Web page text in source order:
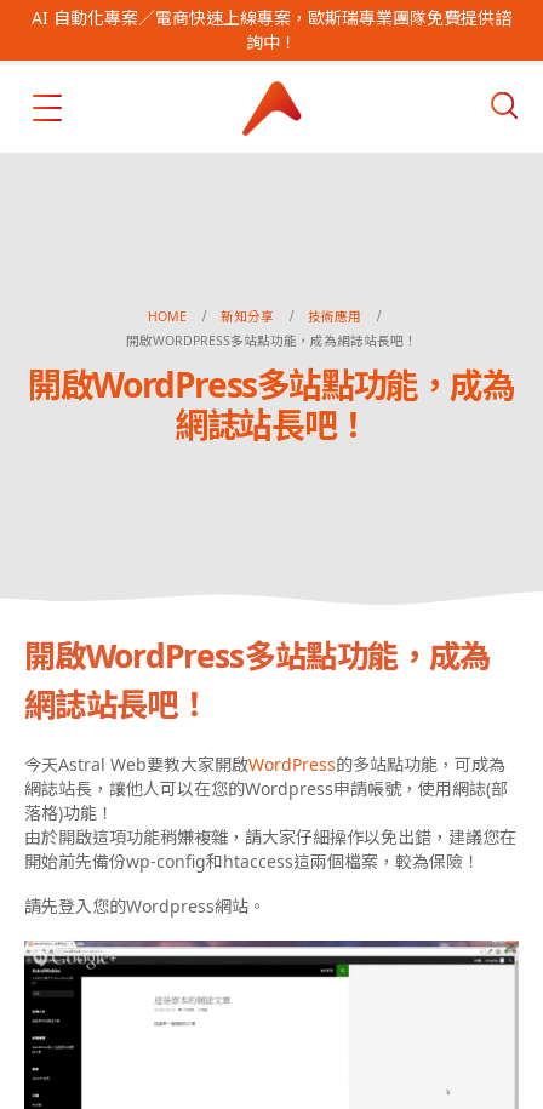
AI 自動化專案／電商快速上線專案，歐斯瑞專業團隊免費提供諮
詢中！
HOME 新知分享
技術應用
開啟WORDPRESS多站點功能，成為網誌站長吧！
開啟WordPress多站點功能，成為
網誌站長吧！
開啟WordPress多站點功能，成為
網誌站長吧！
今天Astral Web要教大家開啟WordPress的多站點功能，可成為
網誌站長，讓他人可以在您的Wordpress申請帳號，使用網誌(部
落格)功能！
由於開啟這項功能稍嫌複雜，請大家仔細操作以免出錯，建議您在
開始前先備份wp-config和htaccess這兩個檔案，較為保險！
請先登入您的Wordpress網站。